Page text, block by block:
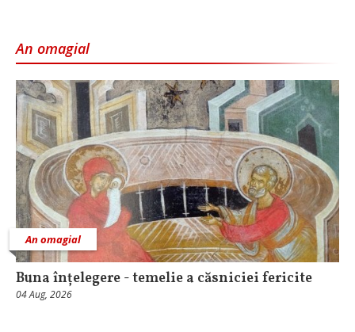
An omagial
An omagial
Buna înțelegere - temelie a căsniciei fericite
04 Aug, 2026